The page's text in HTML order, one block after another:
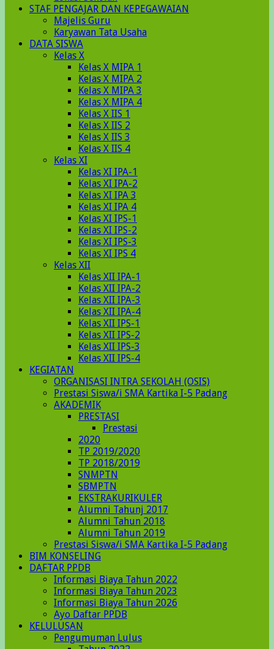
STAF PENGAJAR DAN KEPEGAWAIAN
Majelis Guru
Karyawan Tata Usaha
DATA SISWA
Kelas X
Kelas X MIPA 1
Kelas X MIPA 2
Kelas X MIPA 3
Kelas X MIPA 4
Kelas X IIS 1
Kelas X IIS 2
Kelas X IIS 3
Kelas X IIS 4
Kelas XI
Kelas XI IPA-1
Kelas XI IPA-2
Kelas XI IPA 3
Kelas XI IPA 4
Kelas XI IPS-1
Kelas XI IPS-2
Kelas XI IPS-3
Kelas XI IPS 4
Kelas XII
Kelas XII IPA-1
Kelas XII IPA-2
Kelas XII IPA-3
Kelas XII IPA-4
Kelas XII IPS-1
Kelas XII IPS-2
Kelas XII IPS-3
Kelas XII IPS-4
KEGIATAN
ORGANISASI INTRA SEKOLAH (OSIS)
Prestasi Siswa/i SMA Kartika I-5 Padang
AKADEMIK
PRESTASI
Prestasi
2020
TP 2019/2020
TP 2018/2019
SNMPTN
SBMPTN
EKSTRAKURIKULER
Alumni Tahunj 2017
Alumni Tahun 2018
Alumni Tahun 2019
Prestasi Siswa/i SMA Kartika I-5 Padang
BIM KONSELING
DAFTAR PPDB
Informasi Biaya Tahun 2022
Informasi Biaya Tahun 2023
Informasi Biaya Tahun 2026
Ayo Daftar PPDB
KELULUSAN
Pengumuman Lulus